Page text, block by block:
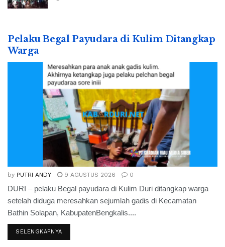
Pelaku Begal Payudara di Kulim Ditangkap
Warga
by PUTRI ANDY 9 AGUSTUS 2026 0
DURI – pelaku Begal payudara di Kulim Duri ditangkap warga
setelah diduga meresahkan sejumlah gadis di Kecamatan
Bathin Solapan, KabupatenBengkalis....
SELENGKAPNYA